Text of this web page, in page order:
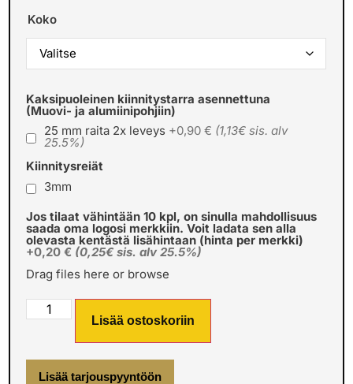
Koko
Kaksipuoleinen kiinnitystarra asennettuna
(Muovi- ja alumiinipohjiin)
25 mm raita 2x leveys +0,90 € (1,13€ sis. alv
25.5%)
Kiinnitysreiät
3mm
Jos tilaat vähintään 10 kpl, on sinulla mahdollisuus
saada oma logosi merkkiin. Voit ladata sen alla
olevasta kentästä lisähintaan (hinta per merkki)
+0,20 € (0,25€ sis. alv 25.5%)
Drag files here or browse
Lisää ostoskoriin
Lisää tarjouspyyntöön